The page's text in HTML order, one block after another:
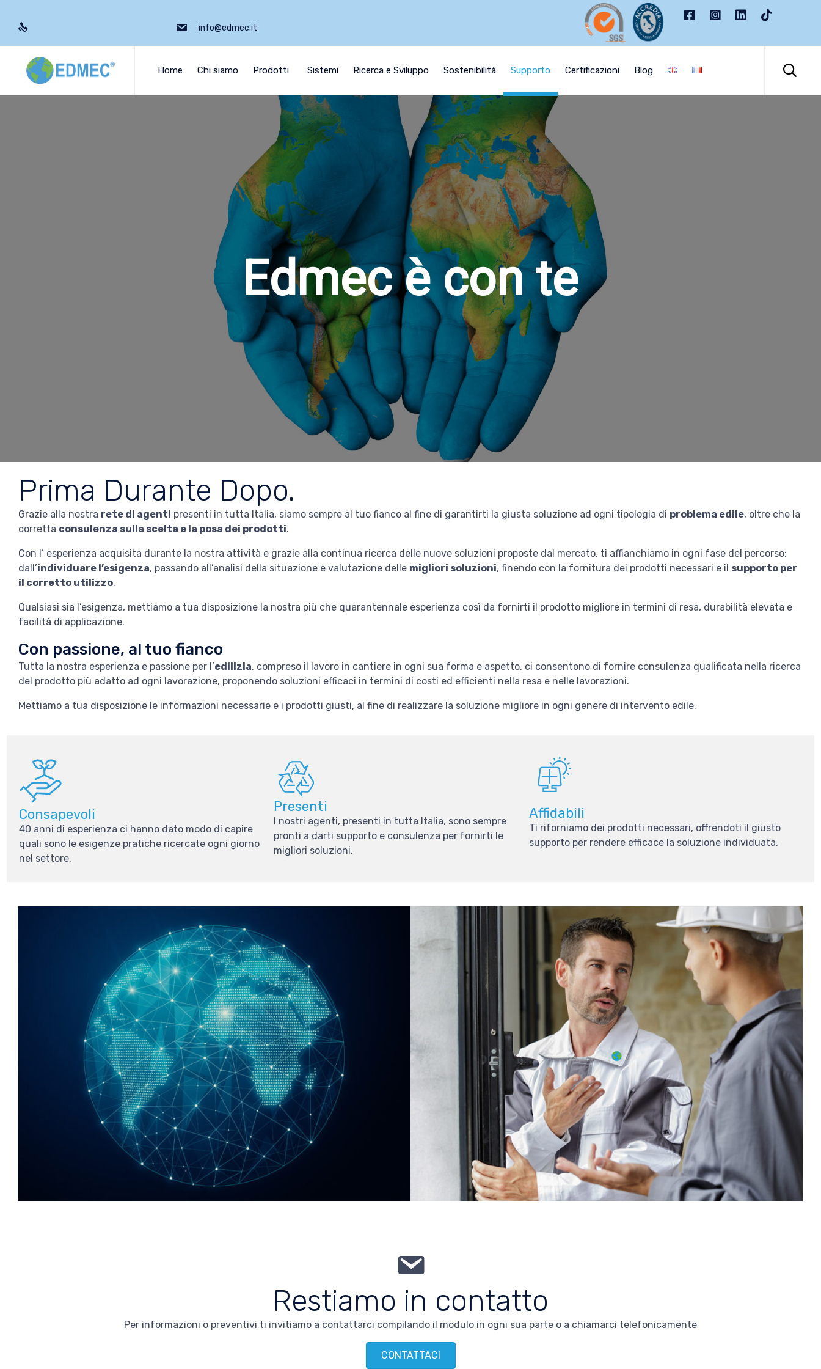
info@edmec.it
Home Chi siamo Prodotti Sistemi Ricerca e Sviluppo Sostenibilità Supporto Certificazioni Blog 
Edmec è con te
Prima Durante Dopo.
Grazie alla nostra rete di agenti presenti in tutta Italia, siamo sempre al tuo fianco al fine di garantirti la giusta soluzione ad ogni tipologia di problema edile, oltre che la
corretta consulenza sulla scelta e la posa dei prodotti.
Con l’ esperienza acquisita durante la nostra attività e grazie alla continua ricerca delle nuove soluzioni proposte dal mercato, ti affianchiamo in ogni fase del percorso:
dall’individuare l’esigenza, passando all’analisi della situazione e valutazione delle migliori soluzioni, finendo con la fornitura dei prodotti necessari e il supporto per
il corretto utilizzo.
Qualsiasi sia l’esigenza, mettiamo a tua disposizione la nostra più che quarantennale esperienza così da fornirti il prodotto migliore in termini di resa, durabilità elevata e
facilità di applicazione.
Con passione, al tuo fianco
Tutta la nostra esperienza e passione per l’edilizia, compreso il lavoro in cantiere in ogni sua forma e aspetto, ci consentono di fornire consulenza qualificata nella ricerca
del prodotto più adatto ad ogni lavorazione, proponendo soluzioni efficaci in termini di costi ed efficienti nella resa e nelle lavorazioni.
Mettiamo a tua disposizione le informazioni necessarie e i prodotti giusti, al fine di realizzare la soluzione migliore in ogni genere di intervento edile.
Consapevoli
40 anni di esperienza ci hanno dato modo di capire
quali sono le esigenze pratiche ricercate ogni giorno
nel settore.
Presenti
I nostri agenti, presenti in tutta Italia, sono sempre
pronti a darti supporto e consulenza per fornirti le
migliori soluzioni.
Affidabili
Ti riforniamo dei prodotti necessari, offrendoti il giusto
supporto per rendere efficace la soluzione individuata.
Restiamo in contatto
Per informazioni o preventivi ti invitiamo a contattarci compilando il modulo in ogni sua parte o a chiamarci telefonicamente
CONTATTACI